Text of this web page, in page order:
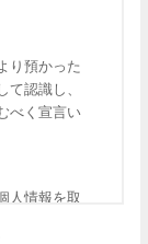
り預かった
認識し、
べく宣言い
人情報を取